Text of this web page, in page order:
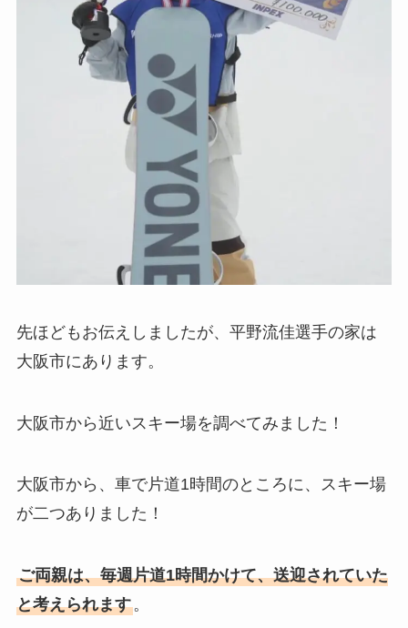
先ほどもお伝えしましたが、平野流佳選手の家は
大阪市にあります。
大阪市から近いスキー場を調べてみました！
大阪市から、車で片道1時間のところに、スキー場
が二つありました！
ご両親は、毎週片道1時間かけて、送迎されていた
と考えられます。